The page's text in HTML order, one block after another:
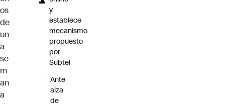
os
de
un
a
se
m
an
a
y
establece
mecanismo
propuesto
por
Subtel
Ante
alza
de